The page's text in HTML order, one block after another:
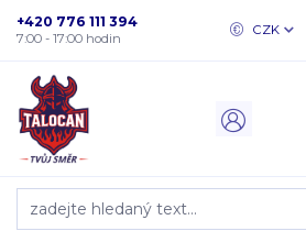
CZK
+420 776 111 394
7:00 - 17:00 hodin